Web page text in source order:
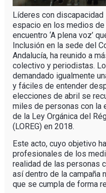
Líderes con discapacidad
espacio en los medios
encuentro ‘A plena voz’
Inclusión en la sede del
Andalucía, ha reunido a
colectivo y periodistas.
demandado igualmente
y fáciles de entender
elecciones de abril se
miles de personas con la
de la Ley Orgánica del
(LOREG) en 2018.
Este acto, cuyo objetivo
profesionales de los
realidad de las personas
así dentro de la campaña
que se cumpla de forma